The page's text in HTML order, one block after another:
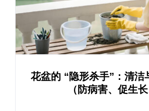
花盆的 “隐形杀手”：清洁
（防病害、促生长